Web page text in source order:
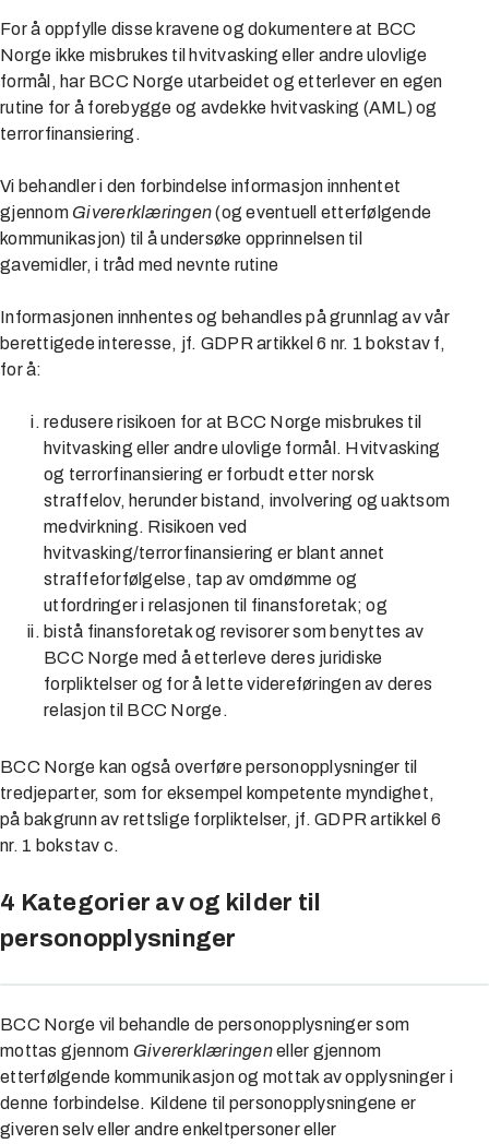
For å oppfylle disse kravene og dokumentere at BCC
Norge ikke misbrukes til hvitvasking eller andre ulovlige
formål, har BCC Norge utarbeidet og etterlever en egen
rutine for å forebygge og avdekke hvitvasking (AML) og
terrorfinansiering.
Vi behandler i den forbindelse informasjon innhentet
gjennom Givererklæringen(og eventuell etterfølgende
kommunikasjon) til å undersøke opprinnelsen til
gavemidler, i tråd med nevnte rutine
Informasjonen innhentes og behandles på grunnlag av vår
berettigede interesse, jf. GDPR artikkel 6 nr. 1 bokstav f,
for å:
redusere risikoen for at BCC Norge misbrukes til
hvitvasking eller andre ulovlige formål. Hvitvasking
og terrorfinansiering er forbudt etter norsk
straffelov, herunder bistand, involvering og uaktsom
medvirkning. Risikoen ved
hvitvasking/terrorfinansiering er blant annet
straffeforfølgelse, tap av omdømme og
utfordringer i relasjonen til finansforetak; og
bistå finansforetak og revisorer som benyttes av
BCC Norge med å etterleve deres juridiske
forpliktelser og for å lette videreføringen av deres
relasjon til BCC Norge.
BCC Norge kan også overføre personopplysninger til
tredjeparter, som for eksempel kompetente myndighet,
på bakgrunn av rettslige forpliktelser, jf. GDPR artikkel 6
nr. 1 bokstav c.
4 Kategorier av og kilder til
personopplysninger
BCC Norge vil behandle de personopplysninger som
mottas gjennom Givererklæringeneller gjennom
etterfølgende kommunikasjon og mottak av opplysninger i
denne forbindelse. Kildene til personopplysningene er
giveren selv eller andre enkeltpersoner eller